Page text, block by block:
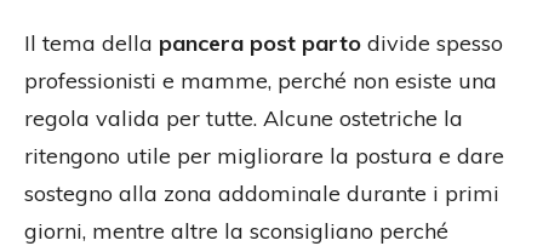
Il tema della pancera post parto divide spesso
professionisti e mamme, perché non esiste una
regola valida per tutte. Alcune ostetriche la
ritengono utile per migliorare la postura e dare
sostegno alla zona addominale durante i primi
giorni, mentre altre la sconsigliano perché